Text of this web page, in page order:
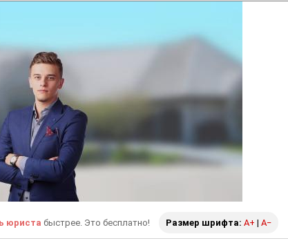
юриста быстрее. Это бесплатно! Размер шрифта: A+ | A−